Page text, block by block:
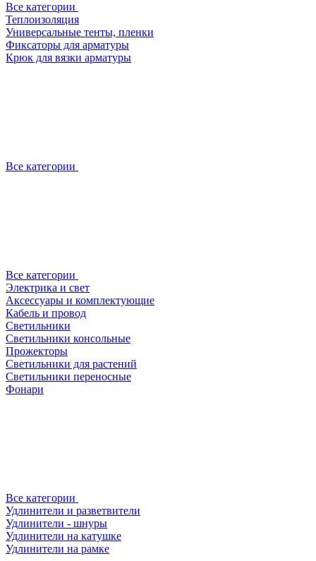
Все категории
Теплоизоляция
Универсальные тенты, пленки
Фиксаторы для арматуры
Крюк для вязки арматуры
Все категории
Все категории
Электрика и свет
Аксессуары и комплектующие
Кабель и провод
Светильники
Светильники консольные
Прожекторы
Светильники для растений
Светильники переносные
Фонари
Все категории
Удлинители и разветвители
Удлинители - шнуры
Удлинители на катушке
Удлинители на рамке